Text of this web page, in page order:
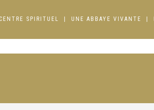
CENTRE SPIRITUEL UNE ABBAYE VIVANTE